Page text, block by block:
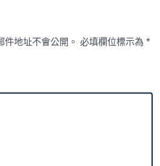
地址不會公開。 必填欄位標示為*